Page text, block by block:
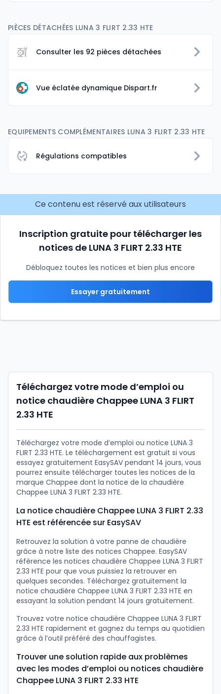
PIÈCES DÉTACHÉES LUNA 3 FLIRT 2.33 HTE
Consulter les 92 pièces détachées
Vue éclatée dynamique Dispart.fr
EQUIPEMENTS COMPLÉMENTAIRES LUNA 3 FLIRT 2.33 HTE
Régulations compatibles
Ce contenu est réservé aux utilisateurs
Inscription gratuite pour télécharger les
notices de LUNA 3 FLIRT 2.33 HTE
Débloquez toutes les notices et bien plus encore
Essayer gratuitement
Téléchargez votre mode d’emploi ou
notice chaudière Chappee LUNA 3 FLIRT
2.33 HTE
Téléchargez votre mode d’emploi ou notice LUNA 3
FLIRT 2.33 HTE. Le téléchargement est gratuit si vous
essayez gratuitement EasySAV pendant 14 jours, vous
pourrez ensuite télécharger toutes les notices de la
marque Chappee dont la notice de la chaudière
Chappee LUNA 3 FLIRT 2.33 HTE.
La notice chaudière Chappee LUNA 3 FLIRT 2.33
HTE est référencée sur EasySAV
Retrouvez la solution à votre panne de chaudière
grâce à notre liste des notices Chappee. EasySAV
référence les notices chaudière Chappee LUNA 3 FLIRT
2.33 HTE pour que vous puissiez la retrouver en
quelques secondes. Téléchargez gratuitement la
notice chaudière Chappee LUNA 3 FLIRT 2.33 HTE en
essayant la solution pendant 14 jours gratuitement.
Trouvez votre notice chaudière Chappee LUNA 3 FLIRT
2.33 HTE rapidement et gagnez du temps au quotidien
grâce à l’outil préféré des chauffagistes.
Trouver une solution rapide aux problèmes
avec les modes d’emploi ou notices chaudière
Chappee LUNA 3 FLIRT 2.33 HTE